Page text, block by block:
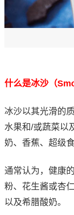
什么是冰沙（
冰沙以其光滑的
水果和/或蔬菜以
奶、香蕉、超级
通常认为，健康
粉、花生酱或杏
以及希腊酸奶。